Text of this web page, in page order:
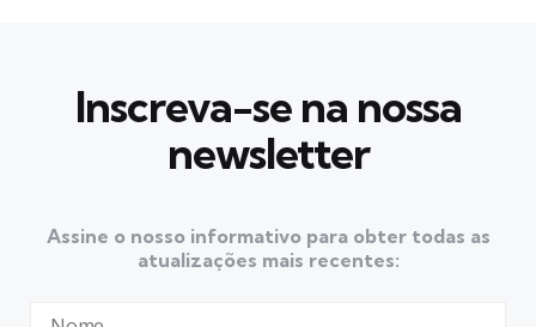
Inscreva-se na nossa
newsletter
Assine o nosso informativo para obter todas as
atualizações mais recentes: